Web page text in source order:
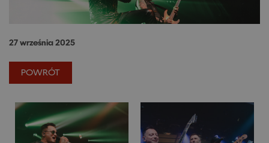
27 września 2025
POWRÓT